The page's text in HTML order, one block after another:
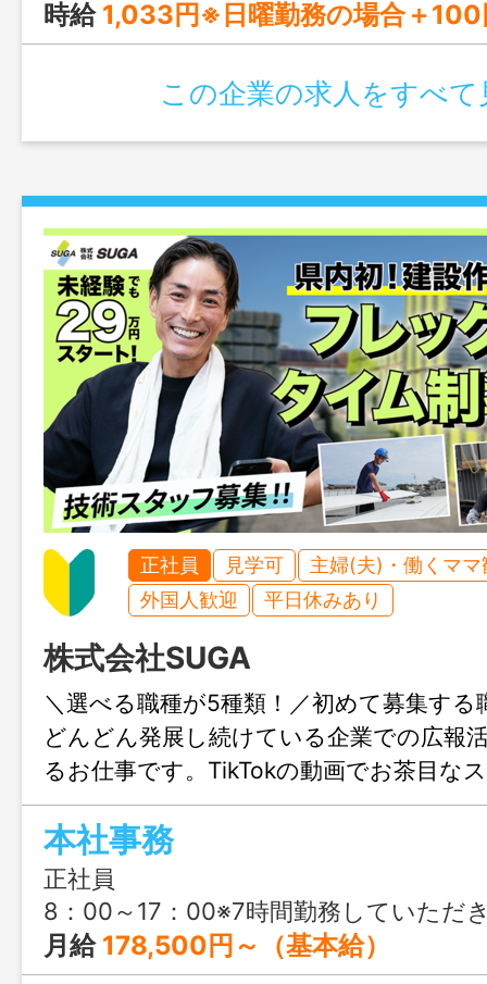
時給 1,033円※日曜勤務の場合＋100
この企業の求人をすべて
正社員 見学可
主婦(夫)・働くママ
外国人歓迎
平日休みあり
株式会社SUGA
＼選べる職種が5種類！／初めて募集する
どんどん発展し続けている企業での広報
るお仕事です。TikTokの動画でお茶目な
覗いてみませんか？
本社事務
正社員
8：00～17：00※7時間勤務していただ
月給 178,500円～（基本給）